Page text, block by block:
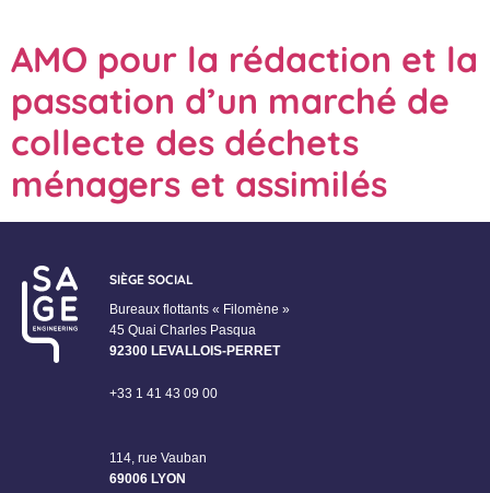
AMO pour la rédaction et la
passation d’un marché de
collecte des déchets
ménagers et assimilés
SIÈGE SOCIAL
Bureaux flottants « Filomène »
45 Quai Charles Pasqua
92300 LEVALLOIS-PERRET
+33 1 41 43 09 00
114, rue Vauban
69006 LYON